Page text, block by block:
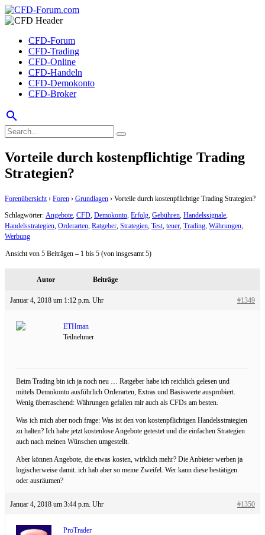
CFD-Forum
CFD-Trading
CFD-Online
CFD-Handeln
CFD-Demokonto
CFD-Broker
search
Vorteile durch kostenpflichtige Trading
Strategien?
Forenübersicht › Foren › Grundlagen › Vorteile durch kostenpflichtige Trading Strategien?
Schlagwörter: Angebote, CFD, Demokonto, Erfolg, Gebühren, Handelssignale,
Handelsstrategien, Orderarten, Ratgeber, Strategien, Test, teuer, Trading, Währungen,
Werbung
Ansicht von 5 Beiträgen – 1 bis 5 (von insgesamt 5)
Autor Beiträge
Januar 4, 2018 um 1:12 p.m. Uhr #1349
ETHman
Teilnehmer
Beim Trading bin ich ja noch neu … Ratgeber habe ich reichlich gelesen und
mittels Demokonto ausführlich Orderarten, Extras und Basiswerte ausprobiert.
Wenig überraschend: Währungen gefallen mir auch als CFDs am besten.
Was ich mich aber noch frage: Was ist den von kostenpflichtigen Handelsstrategien
zu halten? Ich habe jetzt kostenlose Angebote getestet und die einfachen Strategien
auch nach meinen Wünschen umgestellt.
Aber können Angebote, die etwas kosten, wirklich mehr? Die Anbieter werben ja
logischerweise damit. ich hab aber so meine Zweifel. Wer kann diese bestätigen
oder ausräumen?
Januar 4, 2018 um 3:44 p.m. Uhr #1350
ProTrader